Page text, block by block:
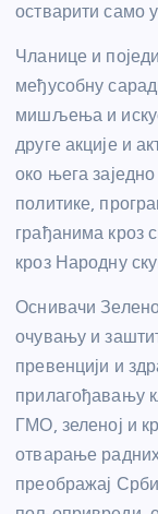
остварити само
Чланице и
међусобну
мишљења и
друге акције и
око њега
политике,
грађанима кроз
кроз Народну
Оснивачи
очувању и
превенцији и
прилагођавању
ГМО, зеленој и
отварање
преображај